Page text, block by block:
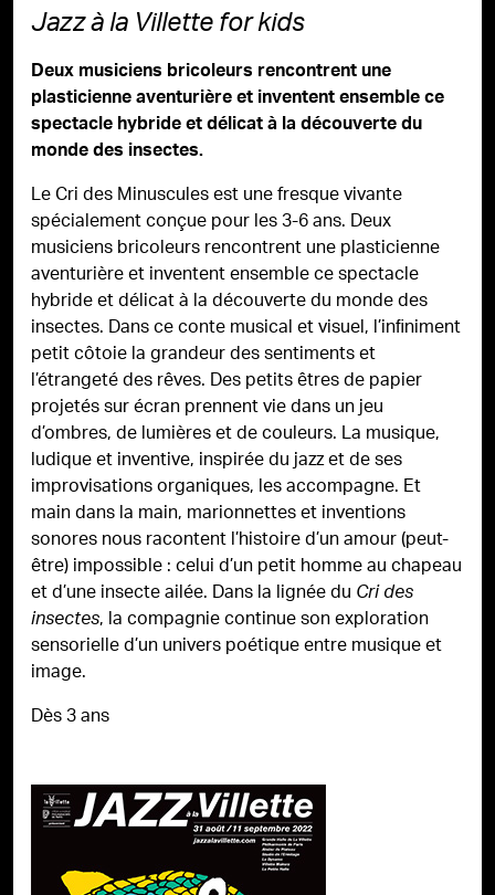
Jazz à la Villette for kids
Deux musiciens bricoleurs rencontrent une
plasticienne aventurière et inventent ensemble ce
spectacle hybride et délicat à la découverte du
monde des insectes.
Le Cri des Minuscules est une fresque vivante
spécialement conçue pour les 3-6 ans. Deux
musiciens bricoleurs rencontrent une plasticienne
aventurière et inventent ensemble ce spectacle
hybride et délicat à la découverte du monde des
insectes. Dans ce conte musical et visuel, l’inﬁniment
petit côtoie la grandeur des sentiments et
l’étrangeté des rêves. Des petits êtres de papier
projetés sur écran prennent vie dans un jeu
d’ombres, de lumières et de couleurs. La musique,
ludique et inventive, inspirée du jazz et de ses
improvisations organiques, les accompagne. Et
main dans la main, marionnettes et inventions
sonores nous racontent l’histoire d’un amour (peut-
être) impossible : celui d’un petit homme au chapeau
et d’une insecte ailée. Dans la lignée duCri des
insectes, la compagnie continue son exploration
sensorielle d’un univers poétique entre musique et
image.
Dès 3 ans